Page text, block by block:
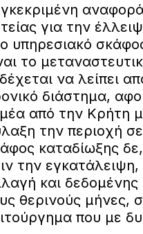
για την
υπηρεσιακό
το
να λείπει
διάστημα,
από την Κρήτη
την περιοχή
καταδίωξης
την
και δεδομένης
θερινούς μήνες,
που με